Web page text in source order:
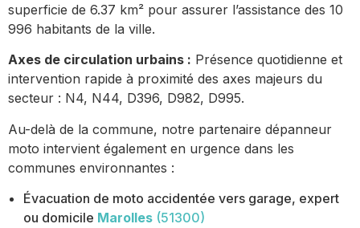
superficie de 6.37 km² pour assurer l’assistance des 10
996 habitants de la ville.
Axes de circulation urbains : Présence quotidienne et
intervention rapide à proximité des axes majeurs du
secteur : N4, N44, D396, D982, D995.
Au-delà de la commune, notre partenaire dépanneur
moto intervient également en urgence dans les
communes environnantes :
Évacuation de moto accidentée vers garage, expert
ou domicile Marolles (51300)